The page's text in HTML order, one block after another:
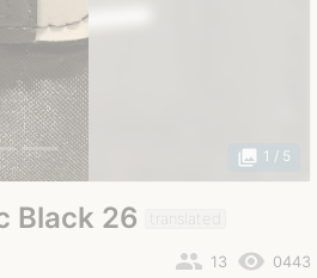
photo_library 1 / 5
Black 26 translated
remove_red_eye 0443
people 13